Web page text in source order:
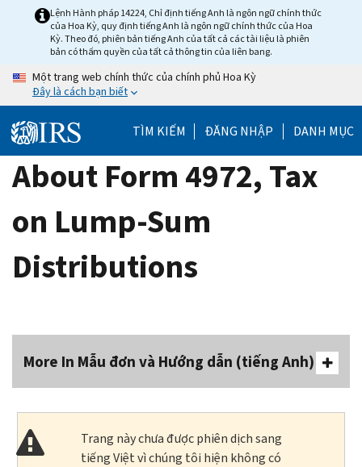
Lệnh Hành pháp 14224, Chỉ định tiếng Anh là ngôn ngữ chính thức
của Hoa Kỳ, quy định tiếng Anh là ngôn ngữ chính thức của Hoa
Kỳ. Theo đó, phiên bản tiếng Anh của tất cả các tài liệu là phiên
bản có thẩm quyền của tất cả thông tin của liên bang.
Một trang web chính thức của chính phủ Hoa Kỳ
Đây là cách bạn biết
TÌM KIẾM ĐĂNG NHẬP DANH MỤC
About Form 4972, Tax
on Lump-Sum
Distributions
More In Mẫu đơn và Hướng dẫn (tiếng Anh)
Trang này chưa được phiên dịch sang
tiếng Việt vì chúng tôi hiện không có